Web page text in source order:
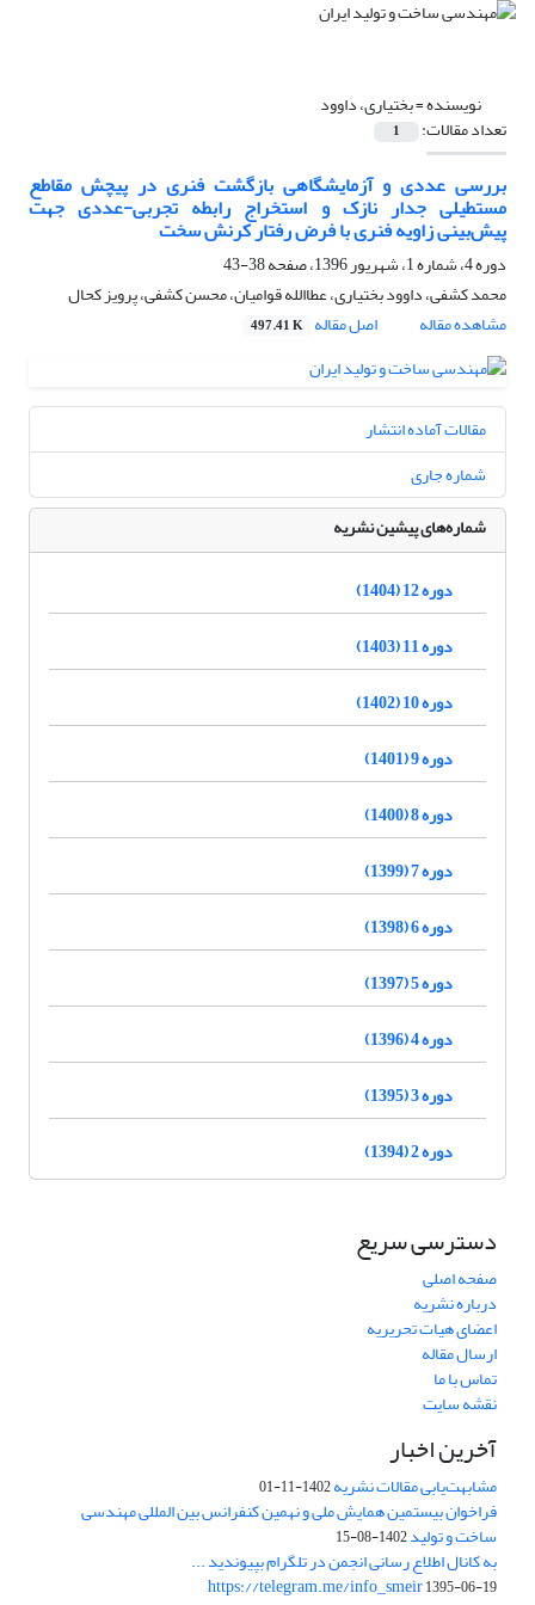
نویسنده =بختیاری، داوود
تعداد مقالات: 1
بررسی عددی و آزمایشگاهی بازگشت فنری در پیچش مقاطع
مستطیلی جدار نازک و استخراج رابطه تجربی-عددی جهت
پیش‌بینی زاویه فنری با فرض رفتار کرنش سخت
دوره 4، شماره 1، شهریور 1396، صفحه
38-43
محمد کشفی، داوود بختیاری، عطاالله قوامیان، محسن کشفی، پرویز کحال
مشاهده مقاله
اصل مقاله 497.41 K
مقالات آماده انتشار
شماره جاری
شماره‌های پیشین نشریه
دوره 12 (1404)
دوره 11 (1403)
دوره 10 (1402)
دوره 9 (1401)
دوره 8 (1400)
دوره 7 (1399)
دوره 6 (1398)
دوره 5 (1397)
دوره 4 (1396)
دوره 3 (1395)
دوره 2 (1394)
دسترسی سریع
صفحه اصلی
درباره نشریه
اعضای هیات تحریریه
ارسال مقاله
تماس با ما
نقشه سایت
آخرین اخبار
مشابهت‌یابی مقالات نشریه1402-11-01
فراخوان بیستمین همایش ملی و نهمین کنفرانس بین المللی مهندسی
ساخت و تولید1402-08-15
به کانال اطلاع رسانی انجمن در تلگرام بپیوندید ...
https://telegram.me/info_smeir1395-06-19